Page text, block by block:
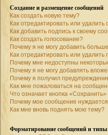
Создание и размещение сообщений
Как создать новую тему?
Как отредактировать или
Как добавить подпись к своему
Как создать голосование?
Почему я не могу добавить
Как отредактировать или удалить
Почему мне недоступны
Почему я не могу добавлять
Почему я получил
Как мне пожаловаться на
Что означает кнопка
Почему мое сообщение
Как мне вновь поднять мою тему?
Форматирование сообщений и типы